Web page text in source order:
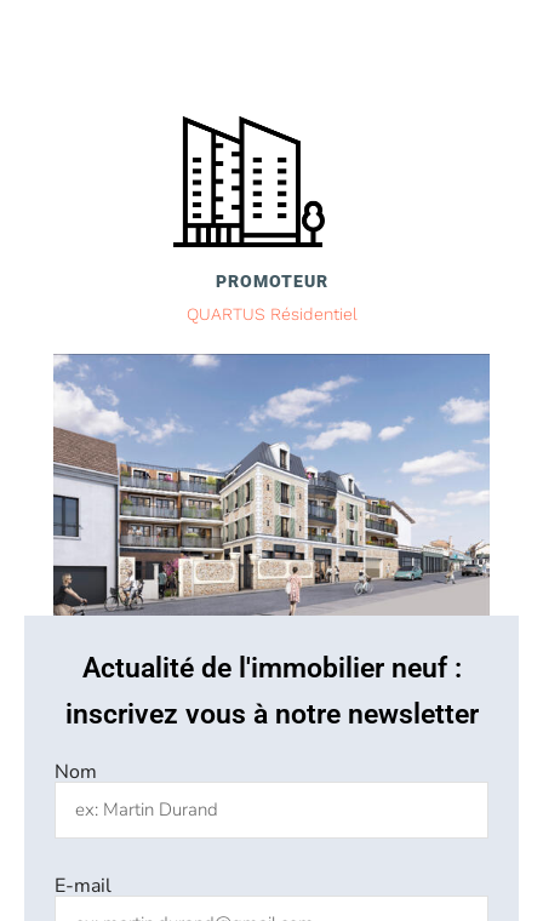
PROMOTEUR
QUARTUS Résidentiel
Actualité de l'immobilier neuf :
inscrivez vous à notre newsletter
Nom
E-mail